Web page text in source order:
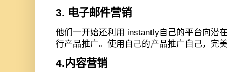
3. 电子邮件营销
他们一开始还利用 instantly自己的平台向潜
行产品推广。使用自己的产品推广自己，完
4.内容营销